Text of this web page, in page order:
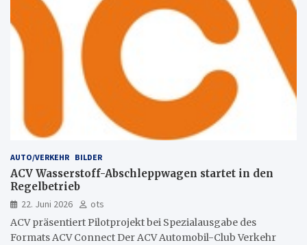
AUTO/VERKEHR BILDER
ACV Wasserstoff-Abschleppwagen startet in den
Regelbetrieb
22. Juni 2026
ots
ACV präsentiert Pilotprojekt bei Spezialausgabe des
Formats ACV Connect Der ACV Automobil-Club Verkehr